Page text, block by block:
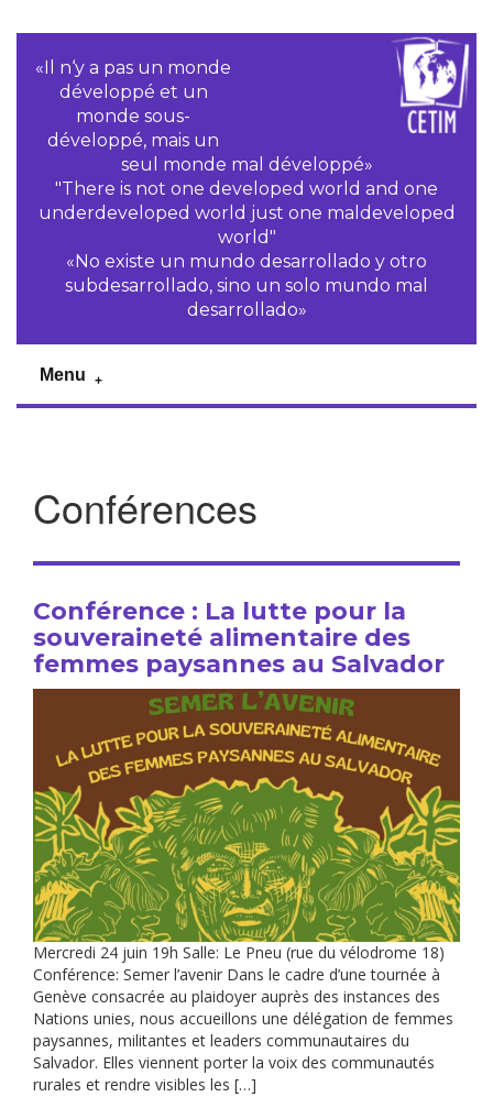
«Il n‘y a pas un monde
développé et un
monde sous-
développé, mais un
seul monde mal développé»
"There is not one developed world and one
underdeveloped world just one maldeveloped
world"
«No existe un mundo desarrollado y otro
subdesarrollado, sino un solo mundo mal
desarrollado»
Menu
Conférences
Conférence : La lutte pour la
souveraineté alimentaire des
femmes paysannes au Salvador
Mercredi 24 juin 19h Salle: Le Pneu (rue du vélodrome 18)
Conférence: Semer l’avenir Dans le cadre d’une tournée à
Genève consacrée au plaidoyer auprès des instances des
Nations unies, nous accueillons une délégation de femmes
paysannes, militantes et leaders communautaires du
Salvador. Elles viennent porter la voix des communautés
rurales et rendre visibles les […]